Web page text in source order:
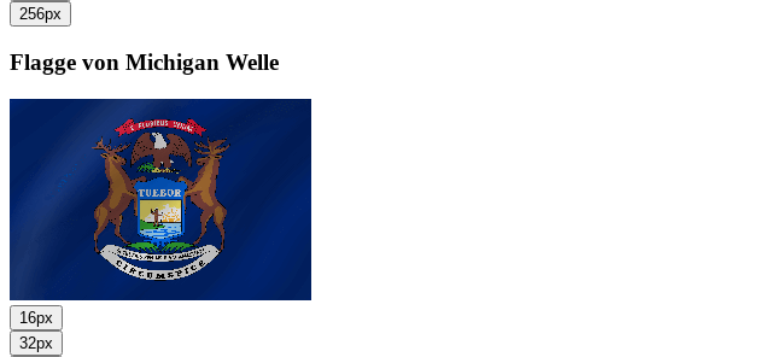
256px
Flagge von Michigan Welle
16px
32px